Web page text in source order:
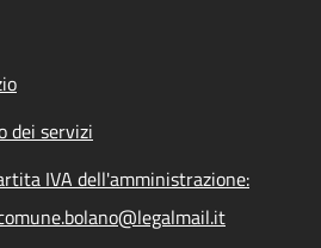
dei servizi
IVA dell'amministrazione: